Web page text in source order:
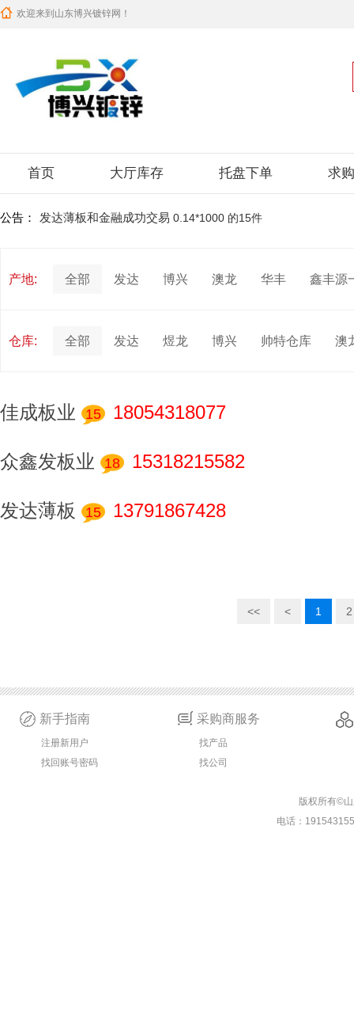
欢迎来到山东博兴镀锌网！
首页 大厅库存 托盘下单 求购
公告： 发达薄板和金融成功交易 0.14*1000 的15件
众鑫发板业和金融成功交易0.31*1000 的18件
众鑫发板业和金融成功交易0.31*1000 的18件
发达薄板和金融成功交易0.14*1000 的15件
佳成板业和金融成功交易0.21*1000 的15件
众鑫发板业和金融成功交易0.31*1000 的18件
产地: 全部 发达 博兴 澳龙 华丰 鑫丰源
仓库: 全部 发达 煜龙 博兴 帅特仓库 澳
佳成板业 15 18054318077
众鑫发板业 18 15318215582
发达薄板 15 13791867428
<< < 1 2
新手指南
注册新用户
找回账号密码
采购商服务
找产品
找公司
版权所有©
电话：